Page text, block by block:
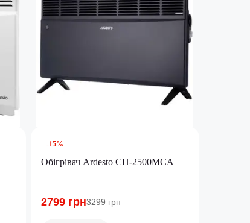
-15%
Обігрівач Ardesto CH-2500MCA
2799 грн3299 грн